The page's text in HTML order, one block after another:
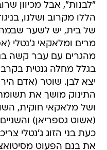
"לבנות", אבל מכיוון
הללו מקרוב ושלנו,
של בית, יש לשער
מרים ומלאקאי ג'נטלי
מהגרים עם עבר קשה
בגלל מחלה גנטית
יצא לבן. שוטר (אדם
התינוק מושך את
ושל מלאקאי חוקית,
(אשוט גספריאן)
כעת בני הזוג ג'נטלי
את בנם הפעוט